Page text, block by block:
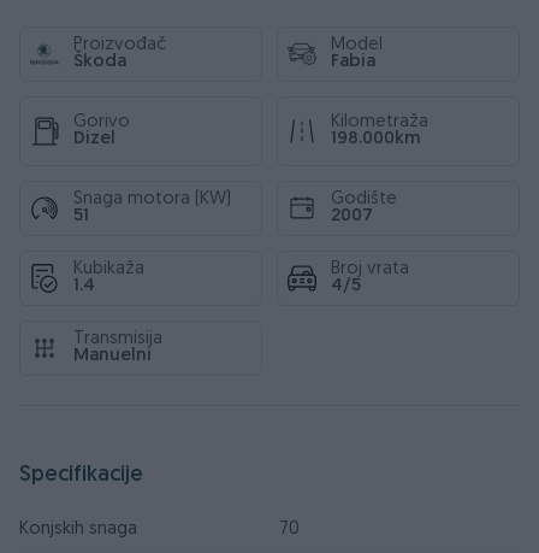
Proizvođač
Škoda
Model
Fabia
Gorivo
Dizel
Kilometraža
198.000km
Snaga motora (KW)
51
Godište
2007
Kubikaža
1.4
Broj vrata
4/5
Transmisija
Manuelni
Specifikacije
Konjskih snaga 70